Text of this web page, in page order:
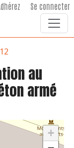
Se connecter
au
armé
+